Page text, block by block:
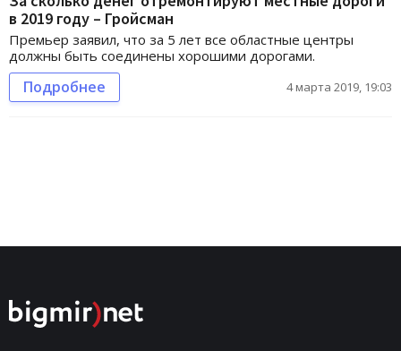
в 2019 году – Гройсман
Премьер заявил, что за 5 лет все областные центры
должны быть соединены хорошими дорогами.
Подробнее 4 марта 2019, 19:03